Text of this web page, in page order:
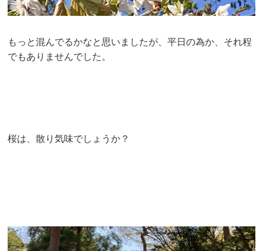
もっと混んでるかなと思いましたが、平日の為か、それ程
でもありませんでした。
桜は、散り気味でしょうか？